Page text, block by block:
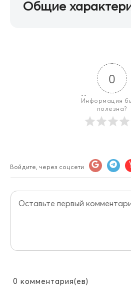
0
Информация
полезна?
Войдите, через соцсети
0 комментария(ев)